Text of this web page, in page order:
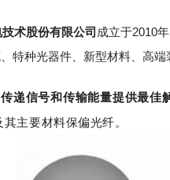
术股份有限公司 成立于2010
特种光器件、新型材料、高
递信号和传输能量提供最佳
主要材料保偏光纤。